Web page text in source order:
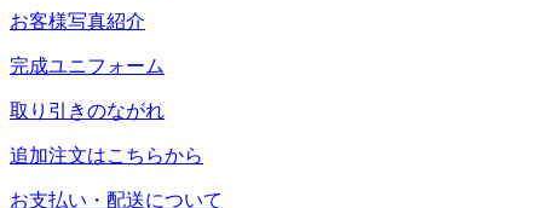
お客様写真紹介
完成ユニフォーム
取り引きのながれ
追加注文はこちらから
お支払い・配送について